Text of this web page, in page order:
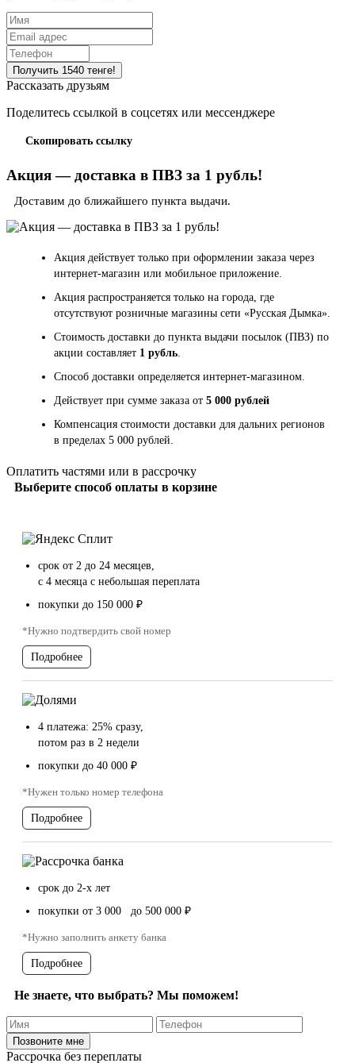
Рассказать друзьям
Поделитесь ссылкой в соцсетях или мессенджере
Скопировать ссылку
Акция — доставка в ПВЗ за 1 рубль!
Доставим до ближайшего пункта выдачи.
Акция действует только при оформлении заказа через
интернет-магазин или мобильное приложение.
Акция распространяется только на города, где
отсутствуют розничные магазины сети «Русская Дымка».
Стоимость доставки до пункта выдачи посылок (ПВЗ) по
акции составляет 1 рубль.
Способ доставки определяется интернет-магазином.
Действует при сумме заказа от 5 000 рублей
Компенсация стоимости доставки для дальних регионов
в пределах 5 000 рублей.
Оплатить частями или в рассрочку
Выберите способ оплаты в корзине
срок от 2 до 24 месяцев,
с 4 месяца с небольшая переплата
покупки до 150 000 ₽
*Нужно подтвердить свой номер
Подробнее
4 платежа: 25% сразу,
потом раз в 2 недели
покупки до 40 000 ₽
*Нужен только номер телефона
Подробнее
срок до 2-х лет
покупки от 3 000 до 500 000 ₽
*Нужно заполнить анкету банка
Подробнее
Не знаете, что выбрать? Мы поможем!
Рассрочка без переплаты